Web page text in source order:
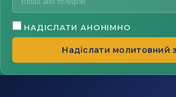
НАДІСЛАТИ АНОНІМНО
Надіслати молитовний